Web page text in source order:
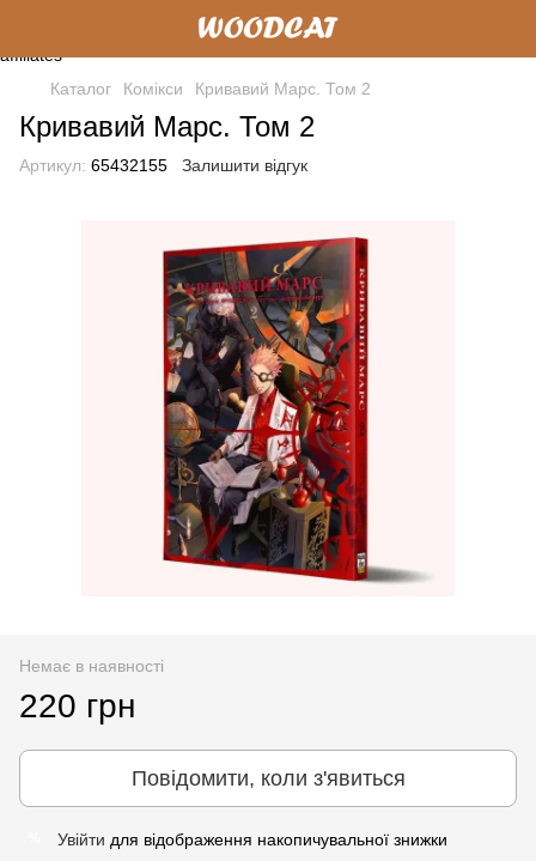
Каталог Комікси Кривавий Марс. Том 2
Кривавий Марс. Том 2
Артикул: 65432155 Залишити відгук
Немає в наявності
220 грн
Повідомити, коли з'явиться
Увійти для відображення накопичувальної знижки